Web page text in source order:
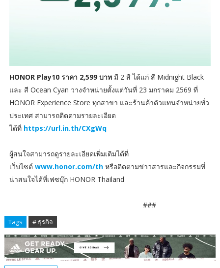
HONOR Play10 ราคา 2,599 บาท มี 2 สี ได้แก่ สี Midnight Black
และ สี Ocean Cyan วางจำหน่ายตั้งแต่วันที่ 23 มกราคม 2569 ที่
HONOR Experience Store ทุกสาขา และร้านค้าตัวแทนจำหน่ายทั่ว
ประเทศ สามารถติดตามรายละเอียด
ได้ที่ https://url.in.th/CXgWq
ผู้สนใจสามารถดูรายละเอียดเพิ่มเติมได้ที่
เว็บไซต์ www.honor.com/thหรือติดตามข่าวสารและกิจกรรมที่
น่าสนใจได้ที่เฟซบุ๊ก HONOR Thailand
###
Tags # ธุรกิจ